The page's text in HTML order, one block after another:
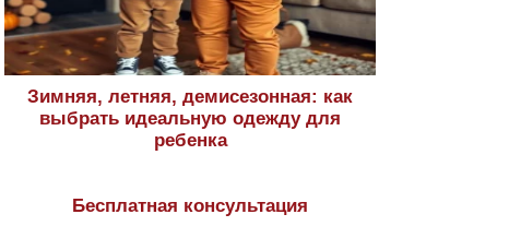
Зимняя, летняя, демисезонная: как
выбрать идеальную одежду для
ребенка
Бесплатная консультация